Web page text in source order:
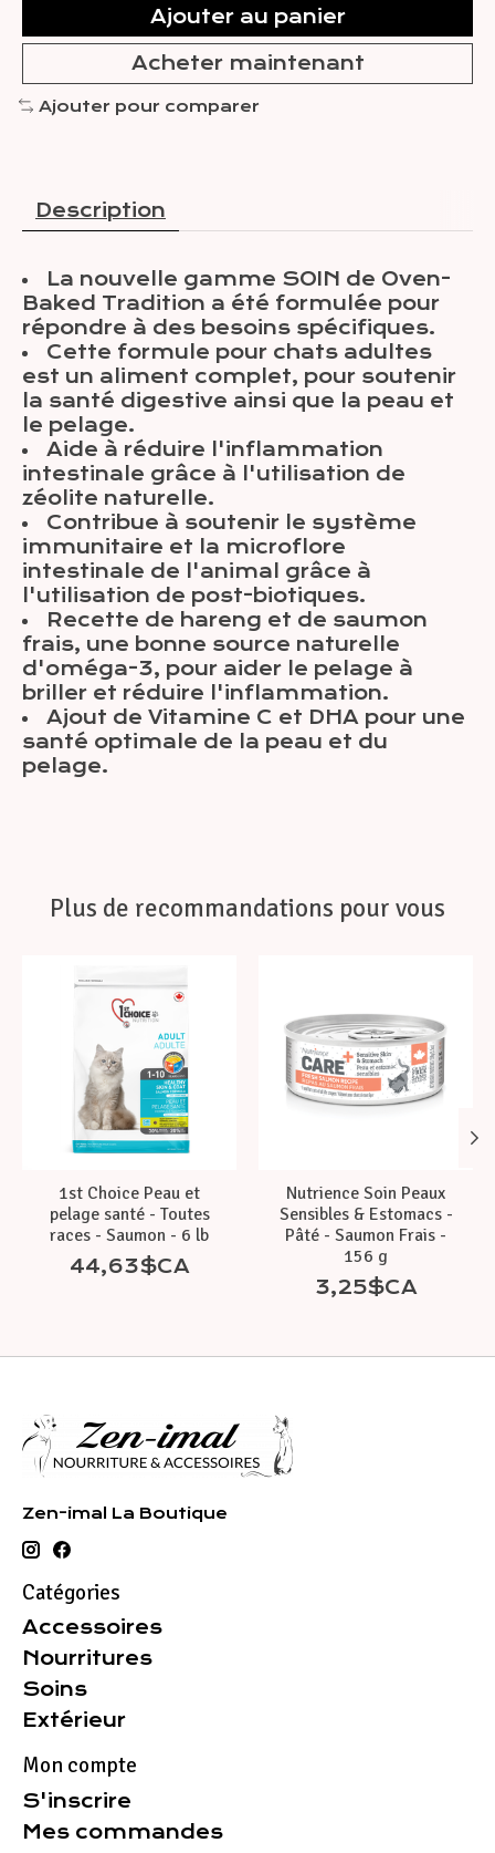
Ajouter au panier
Acheter maintenant
Ajouter pour comparer
Description
La nouvelle gamme SOIN de Oven-
Baked Tradition a été formulée pour
répondre à des besoins spécifiques.
Cette formule pour chats adultes
est un aliment complet, pour soutenir
la santé digestive ainsi que la peau et
le pelage.
Aide à réduire l'inflammation
intestinale grâce à l'utilisation de
zéolite naturelle.
Contribue à soutenir le système
immunitaire et la microflore
intestinale de l'animal grâce à
l'utilisation de post-biotiques.
Recette de hareng et de saumon
frais, une bonne source naturelle
d'oméga-3, pour aider le pelage à
briller et réduire l'inflammation.
Ajout de Vitamine C et DHA pour une
santé optimale de la peau et du
pelage.
Plus de recommandations pour vous
1st Choice Peau et
pelage santé - Toutes
races - Saumon - 6 lb
44,63$CA
Nutrience Soin Peaux
Sensibles & Estomacs -
Pâté - Saumon Frais -
156 g
3,25$CA
Zen-imal La Boutique
Catégories
Accessoires
Nourritures
Soins
Extérieur
Mon compte
S'inscrire
Mes commandes